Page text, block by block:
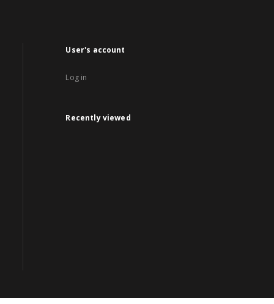
User's account
Log in
Recently viewed